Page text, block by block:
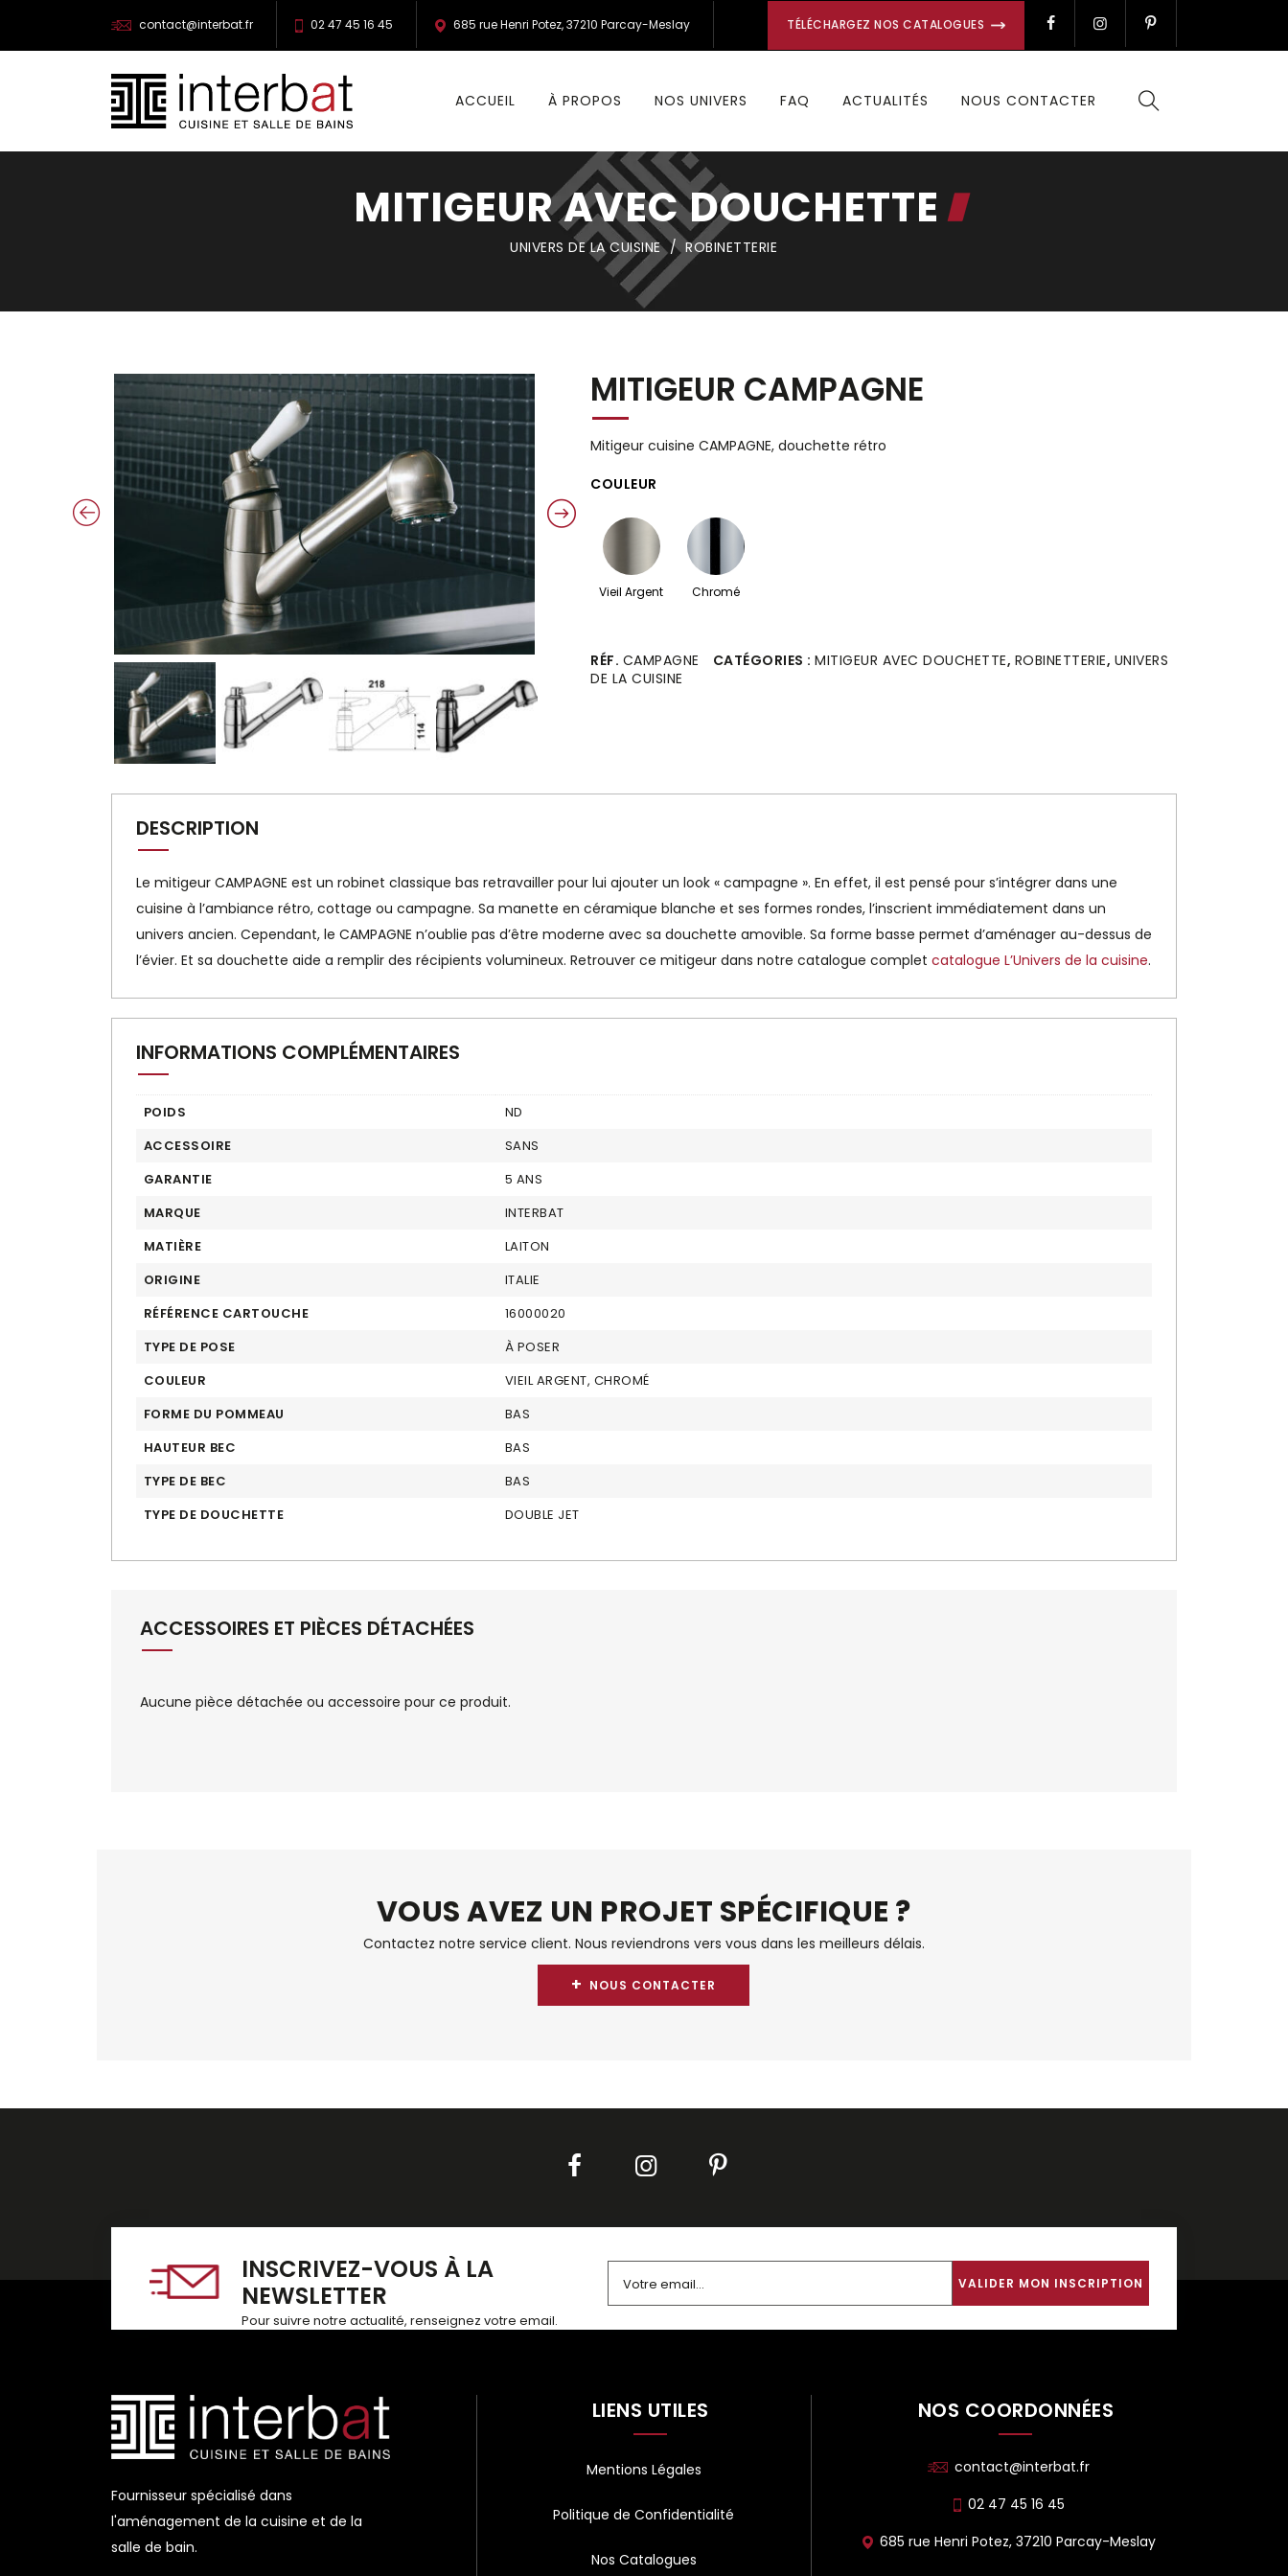
contact@interbat.fr 02 47 45 16 45 685 rue Henri Potez, 37210 Parcay-Meslay TÉLÉCHARGEZ NOS CATALOGUES
ACCUEIL À PROPOS NOS UNIVERS FAQ ACTUALITÉS NOUS CONTACTER
MITIGEUR AVEC DOUCHETTE
UNIVERS DE LA CUISINE/ROBINETTERIE
MITIGEUR CAMPAGNE
Mitigeur cuisine CAMPAGNE, douchette rétro
COULEUR
Vieil Argent Chromé
Alternative:
RÉF. CAMPAGNE CATÉGORIES :MITIGEUR AVEC DOUCHETTE, ROBINETTERIE, UNIVERS
DE LA CUISINE
DESCRIPTION
Le mitigeur CAMPAGNE est un robinet classique bas retravailler pour lui ajouter un look « campagne ». En effet, il est pensé pour s’intégrer dans une
cuisine à l’ambiance rétro, cottage ou campagne. Sa manette en céramique blanche et ses formes rondes, l’inscrient immédiatement dans un
univers ancien. Cependant, le CAMPAGNE n’oublie pas d’être moderne avec sa douchette amovible. Sa forme basse permet d’aménager au-dessus de
l’évier. Et sa douchette aide a remplir des récipients volumineux. Retrouver ce mitigeur dans notre catalogue complet catalogue L’Univers de la cuisine.
INFORMATIONS COMPLÉMENTAIRES
POIDS
ND
ACCESSOIRE
SANS
GARANTIE
5 ANS
MARQUE
INTERBAT
MATIÈRE
LAITON
ORIGINE
ITALIE
RÉFÉRENCE CARTOUCHE
16000020
TYPE DE POSE
À POSER
COULEUR
VIEIL ARGENT, CHROMÉ
FORME DU POMMEAU
BAS
HAUTEUR BEC
BAS
TYPE DE BEC
BAS
TYPE DE DOUCHETTE
DOUBLE JET
ACCESSOIRES ET PIÈCES DÉTACHÉES
Aucune pièce détachée ou accessoire pour ce produit.
VOUS AVEZ UN PROJET SPÉCIFIQUE ?
Contactez notre service client. Nous reviendrons vers vous dans les meilleurs délais.
+ NOUS CONTACTER
INSCRIVEZ-VOUS À LA
NEWSLETTER
Pour suivre notre actualité, renseignez votre email. Alternative:
Fournisseur spécialisé dans
l'aménagement de la cuisine et de la
salle de bain.
LIENS UTILES
Mentions Légales
Politique de Confidentialité
Nos Catalogues
NOS COORDONNÉES
contact@interbat.fr
02 47 45 16 45
685 rue Henri Potez, 37210 Parcay-Meslay